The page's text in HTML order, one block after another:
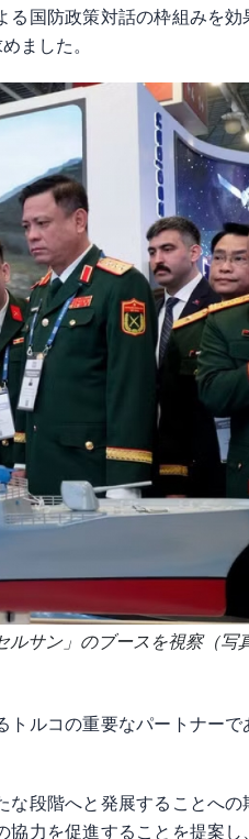
国防政策対話の枠組みを効
ました。
サン」のブースを視察（写
ルコの重要なパートナーで
段階へと発展することへの
力を促進することを提案